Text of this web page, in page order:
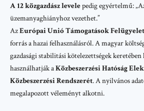
A 12 közgazdász levelepedig egyértelmű:
üzemanyaghiányhoz vezethet.”
AzEurópai Unió Támogatások
forrás a hazai felhasználásról. A magyar
gazdasági stabilitási kötelezettségek
használhatják aKözbeszerzési Hatóság
Közbeszerzési Rendszerét. A nyilvános
megalapozott véleményt alkotni.